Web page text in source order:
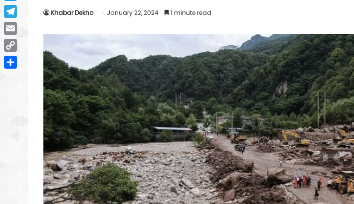
Khabar Dekho January 22, 2024 1 minute read
Twitter
Telegram
Email
Copy
Link